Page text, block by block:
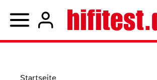
Startseite